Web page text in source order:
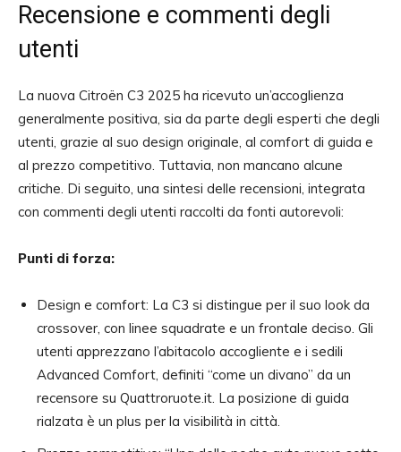
Recensione e commenti degli
utenti
La nuova Citroën C3 2025 ha ricevuto un’accoglienza
generalmente positiva, sia da parte degli esperti che degli
utenti, grazie al suo design originale, al comfort di guida e
al prezzo competitivo. Tuttavia, non mancano alcune
critiche. Di seguito, una sintesi delle recensioni, integrata
con commenti degli utenti raccolti da fonti autorevoli:
Punti di forza:
Design e comfort: La C3 si distingue per il suo look da
crossover, con linee squadrate e un frontale deciso. Gli
utenti apprezzano l’abitacolo accogliente e i sedili
Advanced Comfort, definiti “come un divano” da un
recensore su Quattroruote.it. La posizione di guida
rialzata è un plus per la visibilità in città.